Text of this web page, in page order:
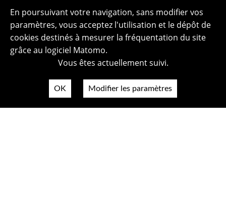
En poursuivant votre navigation, sans modifier vos
paramètres, vous acceptez l'utilisation et le dépôt de
cookies destinés à mesurer la fréquentation du site
grâce au logiciel Matomo.
Vous êtes actuellement suivi.
OK Modifier les paramètres